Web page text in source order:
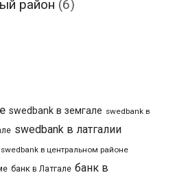
район (6)
swedbank в земгале swedbank в
swedbank в латгалии
swedbank в центральном районе
банк в Латгале банк в